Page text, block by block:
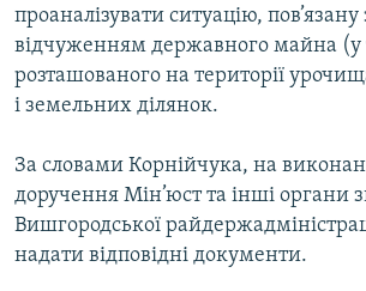
Усі сайти RFE/RL
проаналізувати ситуацію,
відчуженням державного майна (у
розташованого на території
і земельних ділянок.
За словами Корнійчука, на
доручення Мін’юст та інші органи
Вишгородської
надати відповідні документи.